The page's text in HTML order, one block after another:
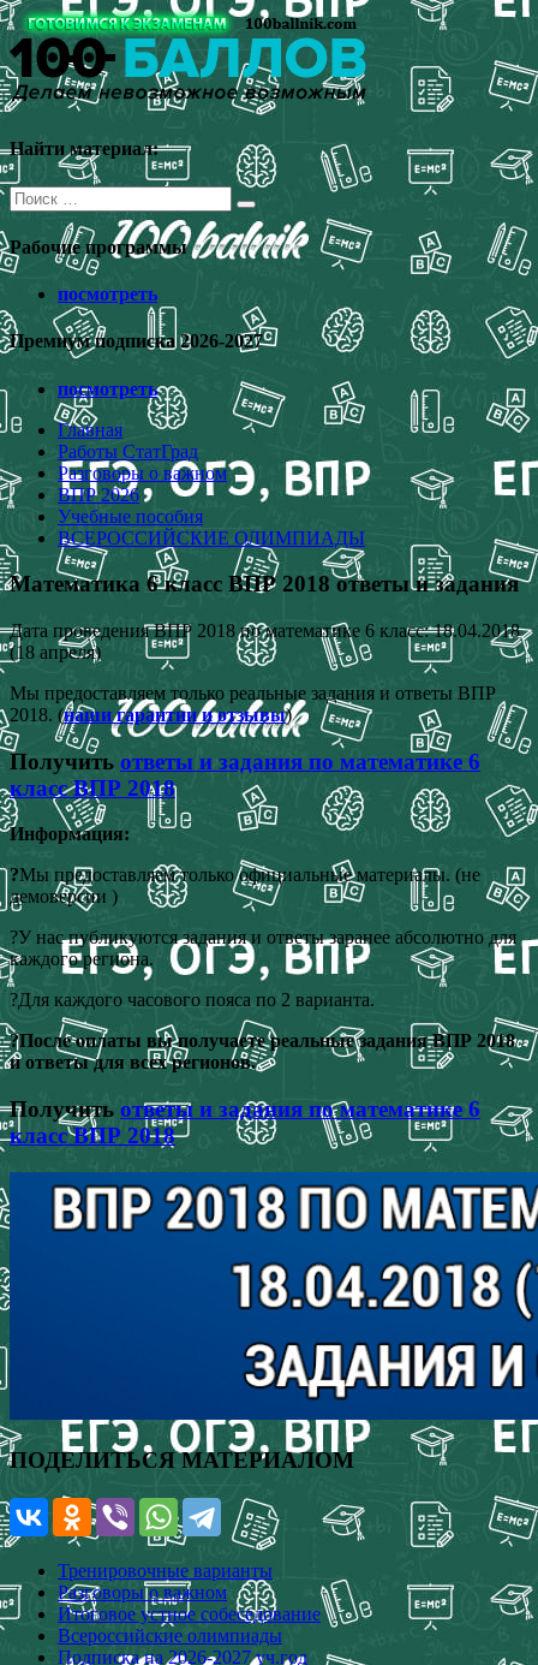
Перейти
к
содержимому
Найти материал:
Поиск
для:
Рабочие программы
посмотреть
Премиум подписка 2026-2027
посмотреть
Главная
Работы СтатГрад
Разговоры о важном
ВПР 2026
Учебные пособия
ВСЕРОССИЙСКИЕ ОЛИМПИАДЫ
Математика 6 класс ВПР 2018 ответы и задания
Дата проведения ВПР 2018 по математике 6 класс: 18.04.2018
(18 апреля)
Мы предоставляем только реальные задания и ответы ВПР
2018. (наши гарантии и отзывы)
Получить ответы и задания по математике 6
класс ВПР 2018
Информация:
?Мы предоставляем только официальные материалы. (не
демоверсии )
?У нас публикуются задания и ответы заранее абсолютно для
каждого региона.
?Для каждого часового пояса по 2 варианта.
?После оплаты вы получаете реальные задания ВПР 2018
и ответы для всех регионов.
Получить ответы и задания по математике 6
класс ВПР 2018
ПОДЕЛИТЬСЯ МАТЕРИАЛОМ
Тренировочные варианты
Разговоры о важном
Итоговое устное собеседование
Всероссийские олимпиады
Подписка на 2026-2027 уч.год